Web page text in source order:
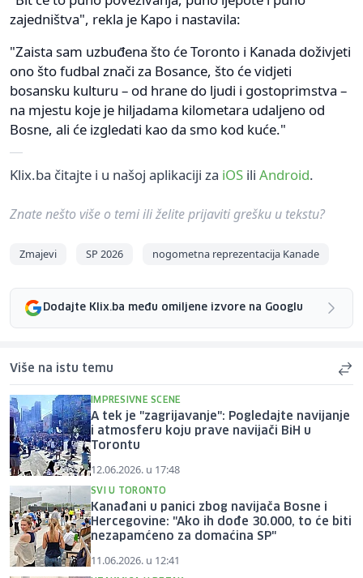
zajedništva", rekla je Kapo i nastavila:
"Zaista sam uzbuđena što će Toronto i Kanada doživjeti
ono što fudbal znači za Bosance, što će vidjeti
bosansku kulturu – od hrane do ljudi i gostoprimstva –
na mjestu koje je hiljadama kilometara udaljeno od
Bosne, ali će izgledati kao da smo kod kuće."
Klix.ba čitajte i u našoj aplikaciji za iOS ili Android.
Znate nešto više o temi ili želite prijaviti grešku u tekstu?
Zmajevi SP 2026 nogometna reprezentacija Kanade
Dodajte Klix.ba među omiljene izvore na Googlu
Više na istu temu
IMPRESIVNE SCENE
A tek je "zagrijavanje": Pogledajte navijanje
i atmosferu koju prave navijači BiH u
Torontu
12.06.2026. u 17:48
SVI U TORONTO
Kanađani u panici zbog navijača Bosne i
Hercegovine: "Ako ih dođe 30.000, to će biti
nezapamćeno za domaćina SP"
11.06.2026. u 12:41